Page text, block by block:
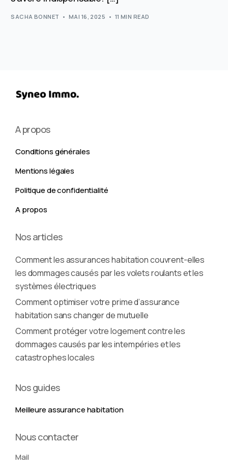
SACHA BONNET MAI 16, 2025 11 MIN READ
A propos
Conditions générales
Mentions légales
Politique de confidentialité
A propos
Nos articles
Comment les assurances habitation couvrent-elles
les dommages causés par les volets roulants et les
systèmes électriques
Comment optimiser votre prime d’assurance
habitation sans changer de mutuelle
Comment protéger votre logement contre les
dommages causés par les intempéries et les
catastrophes locales
Nos guides
Meilleure assurance habitation
Nous contacter
Mail